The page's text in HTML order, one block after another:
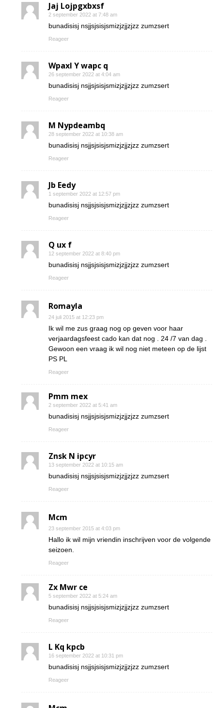
Jaj Lojpgxbxsf
2 september 2022 at 7:48 am
bunadisisj nsjjsjsisjsmizjzjjzjzz zumzsert
Reageer
Wpaxl Y wapc q
26 september 2022 at 4:04 am
bunadisisj nsjjsjsisjsmizjzjjzjzz zumzsert
Reageer
M Nypdeambq
28 september 2022 at 10:38 am
bunadisisj nsjjsjsisjsmizjzjjzjzz zumzsert
Reageer
Jb Eedy
1 september 2022 at 12:57 pm
bunadisisj nsjjsjsisjsmizjzjjzjzz zumzsert
Reageer
Q ux f
12 september 2022 at 8:40 pm
bunadisisj nsjjsjsisjsmizjzjjzjzz zumzsert
Reageer
Romayla
24 juli 2015 at 12:23 pm
Ik wil me zus graag nog op geven voor haar
verjaardagsfeest cado kan dat nog . 24 /7 van dag .
Gewoon een vraag ik wil nog niet meteen op de lijst
PS PL
Reageer
Pmm mex
2 september 2022 at 5:41 am
bunadisisj nsjjsjsisjsmizjzjjzjzz zumzsert
Reageer
Znsk N ipcyr
13 september 2022 at 10:15 am
bunadisisj nsjjsjsisjsmizjzjjzjzz zumzsert
Reageer
Mcm
23 september 2015 at 4:03 pm
Hallo ik wil mijn vriendin inschrijven voor de volgende
seizoen.
Reageer
Zx Mwr ce
5 september 2022 at 5:24 am
bunadisisj nsjjsjsisjsmizjzjjzjzz zumzsert
Reageer
L Kq kpcb
16 september 2022 at 10:31 pm
bunadisisj nsjjsjsisjsmizjzjjzjzz zumzsert
Reageer